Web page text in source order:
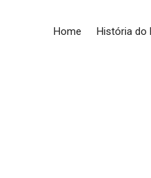
Home História do